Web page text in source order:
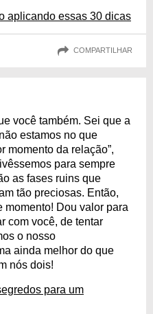
aplicando essas 30 dicas
COMPARTILHAR
você também. Sei que a
estamos no que
momento da relação”,
para sempre
as fases ruins que
tão preciosas. Então,
momento! Dou valor para
com você, de tentar
o nosso
ainda melhor do que
nós dois!
para um